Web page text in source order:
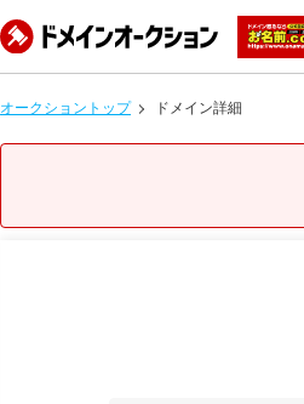
オークショントップ ドメイン詳細